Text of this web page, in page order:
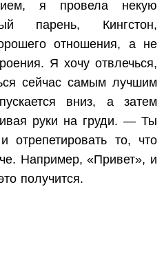
я провела некую
парень, Кингстон,
отношения, а не
Я хочу отвлечься,
сейчас самым лучшим
вниз, а затем
руки на груди. — Ты
отрепетировать то, что
Например, «Привет», и
получится.